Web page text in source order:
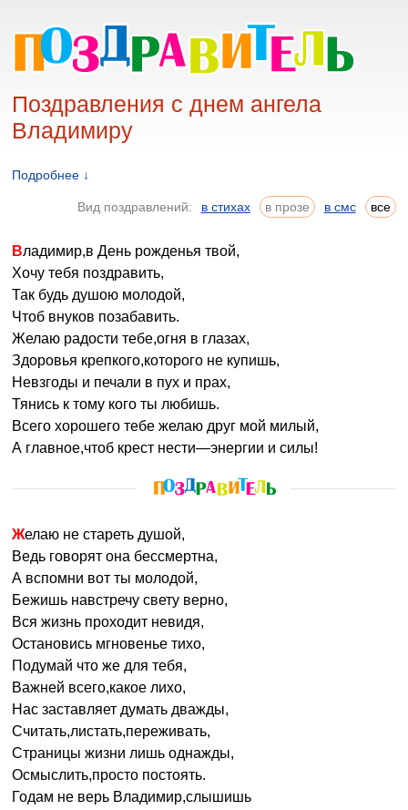
Поздравления с днем ангела
Владимиру
Подробнее ↓
Вид поздравлений: в стихах в прозе в смс все
Владимир,в День рожденья твой,
Хочу тебя поздравить,
Так будь душою молодой,
Чтоб внуков позабавить.
Желаю радости тебе,огня в глазах,
Здоровья крепкого,которого не купишь,
Невзгоды и печали в пух и прах,
Тянись к тому кого ты любишь.
Всего хорошего тебе желаю друг мой милый,
А главное,чтоб крест нести—энергии и силы!
Желаю не стареть душой,
Ведь говорят она бессмертна,
А вспомни вот ты молодой,
Бежишь навстречу свету верно,
Вся жизнь проходит невидя,
Остановись мгновенье тихо,
Подумай что же для тебя,
Важней всего,какое лихо,
Нас заставляет думать дважды,
Считать,листать,переживать,
Страницы жизни лишь однажды,
Осмыслить,просто постоять.
Годам не верь Владимир,слышишь